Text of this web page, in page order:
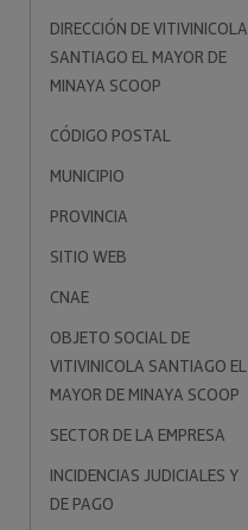
DIRECCIÓN DE VITIVINICOLA
SANTIAGO EL MAYOR DE
MINAYA SCOOP
CÓDIGO POSTAL
MUNICIPIO
PROVINCIA
SITIO WEB
CNAE
OBJETO SOCIAL DE
VITIVINICOLA SANTIAGO EL
MAYOR DE MINAYA SCOOP
SECTOR DE LA EMPRESA
INCIDENCIAS JUDICIALES Y
DE PAGO